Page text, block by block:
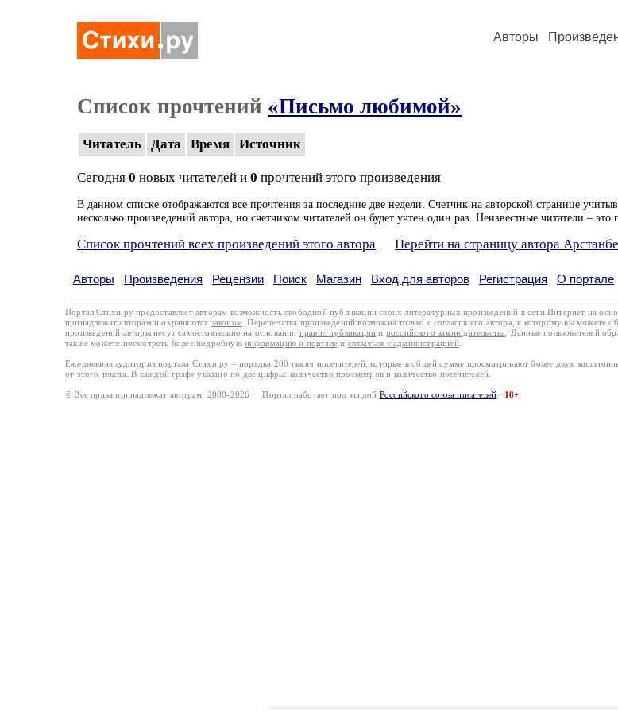
Авторы
Список прочтений «Письмо любимой»
Читатель Дата Время Источник
Сегодня 0 новых читателей и 0 прочтений этого произведения
В данном списке отображаются все прочтения за последние две недели. Счетчик на авторской странице
несколько произведений автора, но счетчиком читателей он будет учтен один раз. Неизвестные читатели –
Список прочтений всех произведений этого автора Перейти на страницу автора
Авторы Произведения Рецензии Поиск Магазин Вход для авторов Регистрация О портале
Портал Стихи.ру предоставляет авторам возможность свободной публикации своих литературных произведений в сети Интернет на
принадлежат авторам и охраняются законом . Перепечатка произведений возможна только с согласия его автора, к которому вы можете
произведений авторы несут самостоятельно на основании правил публикации и российского законодательства . Данные пользователей
также можете посмотреть более подробную информацию о портале и связаться с администрацией.
Ежедневная аудитория портала Стихи.ру – порядка 200 тысяч посетителей, которые в общей сумме просматривают более двух
от этого текста. В каждой графе указано по две цифры: количество просмотров и количество посетителей.
© Все права принадлежат авторам, 2000-2026 Портал работает под эгидой Российского союза писателей 18+